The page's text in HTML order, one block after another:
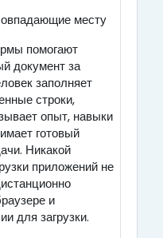
месту
помогают
документ за
заполняет
строки,
опыт, навыки
готовый
Никакой
приложений не
и
для загрузки.